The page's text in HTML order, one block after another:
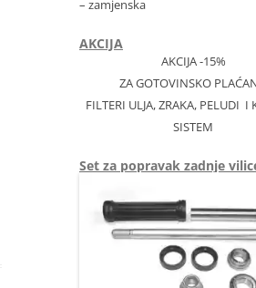
– zamjenska
AKCIJA
AKCIJA -15%
ZA GOTOVINSKO
FILTERI ULJA, ZRAKA, PELUDI I
SISTEM
Set za popravak zadnje